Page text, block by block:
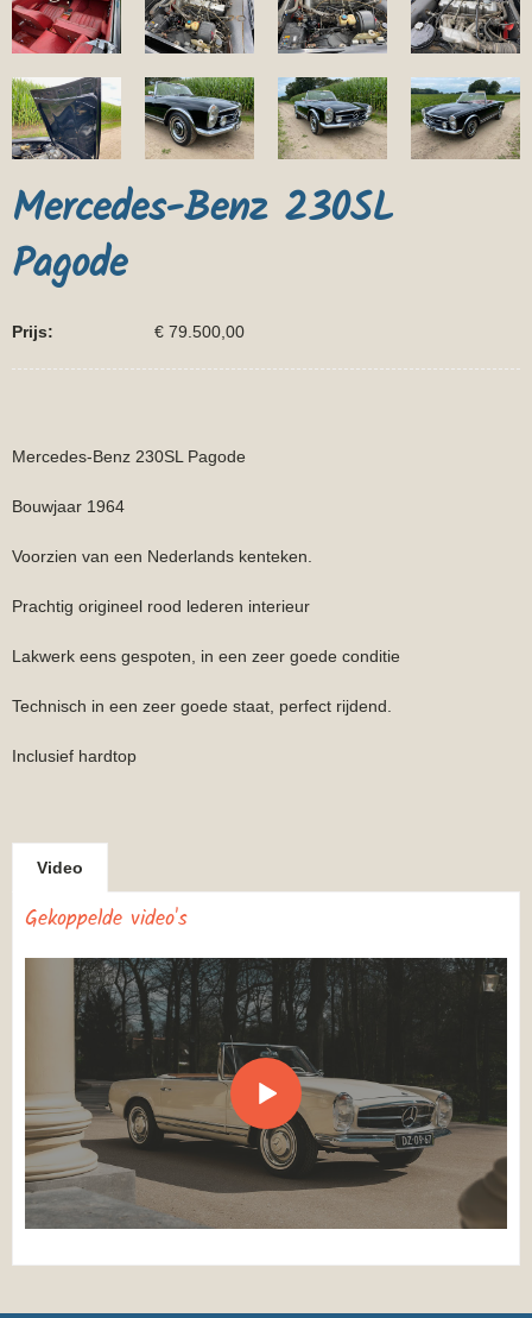
Mercedes-Benz 230SL
Pagode
Prijs: € 79.500,00
Mercedes-Benz 230SL Pagode
Bouwjaar 1964
Voorzien van een Nederlands kenteken.
Prachtig origineel rood lederen interieur
Lakwerk eens gespoten, in een zeer goede conditie
Technisch in een zeer goede staat, perfect rijdend.
Inclusief hardtop
Video
Gekoppelde video's